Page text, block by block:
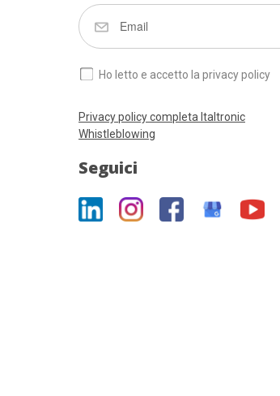
Ho letto e accetto la privacy policy
Privacy policy completa Italtronic
Whistleblowing
Seguici